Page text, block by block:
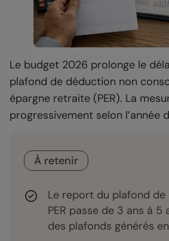
Le budget 2026 prolonge le
plafond de déduction non
épargne retraite (PER). La
progressivement selon l’année
À retenir
Le report du plafond
PER passe de 3 ans à
des plafonds générés